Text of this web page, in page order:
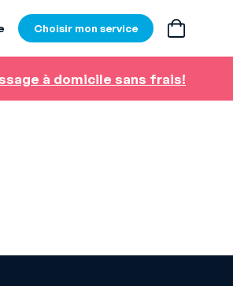
Choisir mon service
à domicile sans frais!